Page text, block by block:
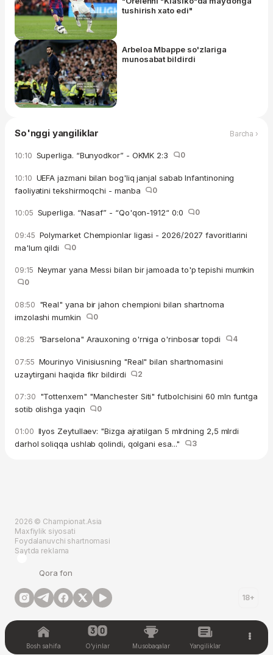
tushirish xato edi"
Arbeloa Mbappe so'zlariga
munosabat bildirdi
So'nggi yangiliklar Barcha ›
10:10 Superliga. “Bunyodkor” - OKMK 2:3 0
10:10 UEFA jazmani bilan bog'liq janjal sabab Infantinoning
faoliyatini tekshirmoqchi - manba
0
10:05 Superliga. “Nasaf” - “Qo'qon-1912“ 0:0 0
09:45 Polymarket Chempionlar ligasi - 2026/2027 favoritlarini
ma'lum qildi
0
09:15 Neymar yana Messi bilan bir jamoada to'p tepishi mumkin
0
08:50 "Real" yana bir jahon chempioni bilan shartnoma
imzolashi mumkin
0
08:25 "Barselona" Arauxoning o'rniga o'rinbosar topdi 4
07:55 Mourinyo Vinisiusning "Real" bilan shartnomasini
uzaytirgani haqida fikr bildirdi
2
07:30 "Tottenxem" "Manchester Siti" futbolchisini 60 mln funtga
sotib olishga yaqin
0
01:00 Ilyos Zeytullaev: "Bizga ajratilgan 5 mlrdning 2,5 mlrdi
darhol soliqqa ushlab qolindi, qolgani esa..."
3
2026 © Championat.Asia
Maxfiylik siyosati
Foydalanuvchi shartnomasi
Saytda reklama
Qora fon
18+
Bosh sahifa O'yinlar Musobaqalar Yangiliklar